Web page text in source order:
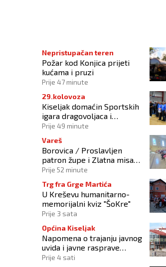
u naseljima Lepenica i Han Ploča
Nepristupačan teren
Požar kod Konjica prijeti
kućama i pruzi
Prije 47 minute
29.kolovoza
Kiseljak domaćin Sportskih
igara dragovoljaca i
veterana HVO-a ŽSB i Dana
Prije 49 minute
Vareš
Borovica / Proslavljen
patron župe i Zlatna misa
vlč. Mije Matoševića
Prije 52 minute
Trg fra Grge Martića
U Kreševu humanitarno-
memorijalni kviz "ŠoKre"
Prije 3 sata
Općina Kiseljak
Napomena o trajanju javnog
uvida i javne rasprave
rasprave o Nacrtu
Prije 4 sati